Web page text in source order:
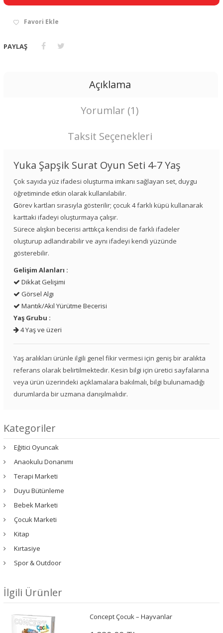
Favori Ekle
PAYLAŞ
Açıklama
Yorumlar (1)
Taksit Seçenekleri
Yuka Şapşik Surat Oyun Seti 4-7 Yaş
Çok sayıda yüz ifadesi oluşturma imkanı sağlayan set, duygu
öğretiminde etkin olarak kullanılabilir.
Görev kartları sırasıyla gösterilir; çocuk 4 farklı küpü kullanarak
karttaki ifadeyi oluşturmaya çalışır.
Sürece alışkın becerisi arttıkça kendisi de farklı ifadeler
oluşturup adlandırabilir ve aynı ifadeyi kendi yüzünde
gösterebilir.
Gelişim Alanları :
Dikkat Gelişimi
Görsel Algı
Mantık/Akıl Yürütme Becerisi
Yaş Grubu :
4 Yaş ve üzeri
Yaş aralıkları ürünle ilgili genel fikir vermesi için geniş bir aralıkta
referans olarak belirtilmektedir. Kesin bilgi için üretici sayfalarına
veya ürün üzerindeki açıklamalara bakılmalı, bilgi bulunamadığı
durumlarda bir uzmana danışılmalıdır.
Kategoriler
Eğitici Oyuncak
Anaokulu Donanımı
Terapi Marketi
Duyu Bütünleme
Bebek Marketi
Çocuk Marketi
Kitap
Kırtasiye
Spor & Outdoor
İlgili Ürünler
Concept Çocuk – Hayvanlar